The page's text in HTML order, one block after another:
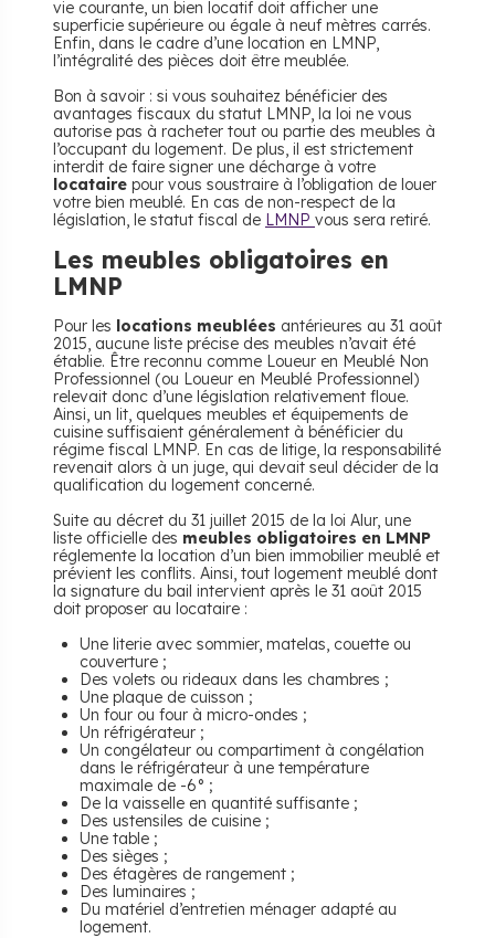
vie courante, un bien locatif doit afficher une
superficie supérieure ou égale à neuf mètres carrés.
Enfin, dans le cadre d’une location en LMNP,
l’intégralité des pièces doit être meublée.
Bon à savoir : si vous souhaitez bénéficier des
avantages fiscaux du statut LMNP, la loi ne vous
autorise pas à racheter tout ou partie des meubles à
l’occupant du logement. De plus, il est strictement
interdit de faire signer une décharge à votre
locataire pour vous soustraire à l’obligation de louer
votre bien meublé. En cas de non-respect de la
législation, le statut fiscal de LMNP vous sera retiré.
Les meubles obligatoires en
LMNP
Pour les locations meublées antérieures au 31 août
2015, aucune liste précise des meubles n’avait été
établie. Être reconnu comme Loueur en Meublé Non
Professionnel (ou Loueur en Meublé Professionnel)
relevait donc d’une législation relativement floue.
Ainsi, un lit, quelques meubles et équipements de
cuisine suffisaient généralement à bénéficier du
régime fiscal LMNP. En cas de litige, la responsabilité
revenait alors à un juge, qui devait seul décider de la
qualification du logement concerné.
Suite au décret du 31 juillet 2015 de la loi Alur, une
liste officielle des meubles obligatoires en LMNP
réglemente la location d’un bien immobilier meublé et
prévient les conflits. Ainsi, tout logement meublé dont
la signature du bail intervient après le 31 août 2015
doit proposer au locataire :
Une literie avec sommier, matelas, couette ou
couverture ;
Des volets ou rideaux dans les chambres ;
Une plaque de cuisson ;
Un four ou four à micro-ondes ;
Un réfrigérateur ;
Un congélateur ou compartiment à congélation
dans le réfrigérateur à une température
maximale de -6° ;
De la vaisselle en quantité suffisante ;
Des ustensiles de cuisine ;
Une table ;
Des sièges ;
Des étagères de rangement ;
Des luminaires ;
Du matériel d’entretien ménager adapté au
logement.